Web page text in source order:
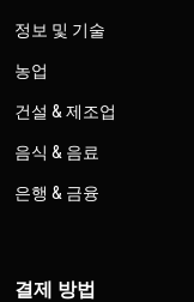
정보 및 기술
농업
건설 & 제조업
음식 & 음료
은행 & 금융
결제 방법